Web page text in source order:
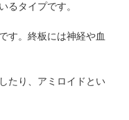
るタイプです。
す。終板には神経や血
たり、アミロイドとい